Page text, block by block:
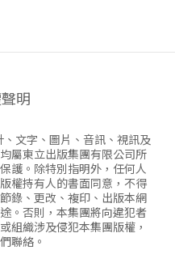
明
文字、圖片、音訊、視訊及
屬東立出版集團有限公司所
護。除特別指明外，任何人
權持有人的書面同意，不得
錄、更改、複印、出版本網
。否則，本集團將向違犯者
組織涉及侵犯本集團版權，
聯絡。